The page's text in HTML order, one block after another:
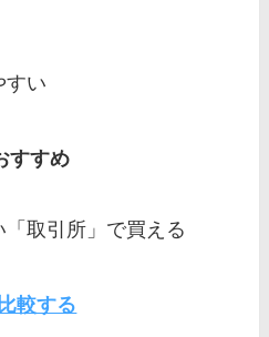
すい
すすめ
取引所」で買える
較する